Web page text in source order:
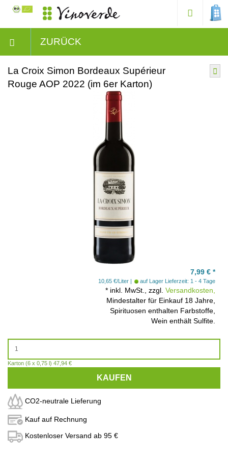
ZURÜCK
La Croix Simon Bordeaux Supérieur
Rouge AOP 2022 (im 6er Karton)
7,99 € *
10,65 €/Liter auf Lager Lieferzeit: 1 - 4 Tage
* inkl. MwSt., zzgl. Versandkosten,
Mindestalter für Einkauf 18 Jahre,
Spirituosen enthalten Farbstoffe,
Wein enthält Sulfite.
Karton (6 x 0,75 l) 47,94 €
KAUFEN
CO2-neutrale Lieferung
Kauf auf Rechnung
Kostenloser Versand ab 95 €